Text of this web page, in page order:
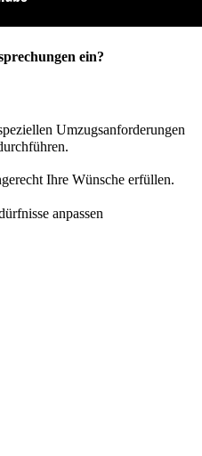
ein?
Umzugsanforderungen
Ihre Wünsche erfüllen.
anpassen